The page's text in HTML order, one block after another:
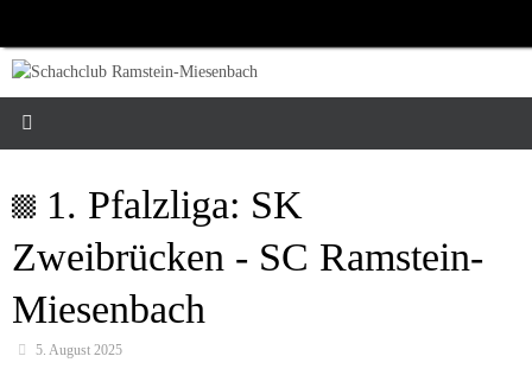
springen
1. Pfalzliga: SK
Zweibrücken - SC Ramstein-
Miesenbach
5. August 2025